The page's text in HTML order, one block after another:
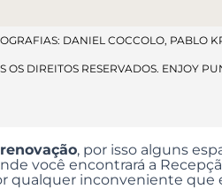
DANIEL COCCOLO, PABLO
OS DIREITOS RESERVADOS. ENJOY
, por isso alguns
você encontrará a
inconveniente que